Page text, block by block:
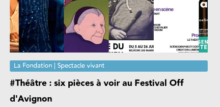
La Fondation | Spectacle vivant
#Théâtre : six pièces à voir au Festival Off
d'Avignon